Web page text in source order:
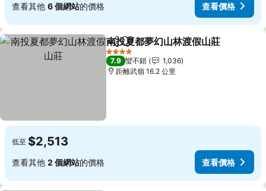
查看其他 6 個網站的價格 查看價格
分享 加入我的最愛
南投夏都夢幻山林渡假山莊
4 星級
7.9 蠻不錯
1,036
距離武嶺 16.2 公里
低至 $2,513
查看其他 2 個網站的價格 查看價格